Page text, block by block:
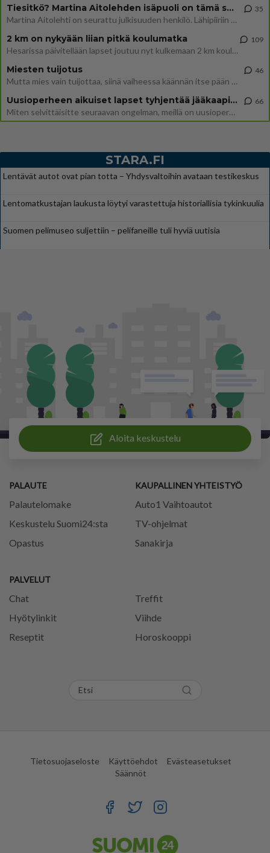
Tiesitkö? Martina Aitolehden isäpuoli on tämä suosittu laulaja
Martina Aitolehti on seurattu julkisuuden henkilö. Lähipiiriin mahtuu muitakin tunnettuja henkilöitä. Tiesitkö, että Ma
35
2 km on nykyään liian pitkä koulumatka
Hesarissa päivitellään lapset joutuu nyt kulkemaan 2 km kouluun jösses. Ruostefillarilla tuo matka menee vaikka miten äk
109
Miesten tuijotus
Mutta mies vain tuijottaa, siinä vaiheessa käännän itse pään pois. Mikä juttu? Yleensä jos joku tuijottaa tai katsoo, hä
46
Uusioperheen aikuiset lapset tyhjentää jääkaapin käydessään
Miten selvittäisitte seuraavan ongelman, meillä on uusioperhe, minulla teini-ikäiset lapset ja puolisolla aikuiset, jotk
66
STARA.FI
Lentävät autot ovat pian totta – Yhdysvaltoihin avataan testikeskus
Lentomatkustajan laukusta löytyi varastettuja historiallisia tykinkuulia
Suomen pelimuseo suljettiin – pelifaneille tuli hyviä uutisia
Aloita keskustelu
PALAUTE
Palautelomake
Keskustelu Suomi24:sta
Opastus
PALVELUT
Chat
Treffit
Hyötylinkit
Viihde
Reseptit
Horoskooppi
KAUPALLINEN YHTEISTYÖ
Auto1 Vaihtoautot
TV-ohjelmat
Sanakirja
Tietosuojaseloste Käyttöehdot
Evästeasetukset
Säännöt